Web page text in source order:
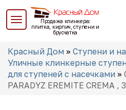
Перейти
основному
Продажа клинкера:
плитка, кирпич, ступени и
брусчатка
Вы
здесь
Красный Дом » Ступени и
Уличные клинкерные
для ступеней с насечками »
PARADYZ EREMITE CREMA